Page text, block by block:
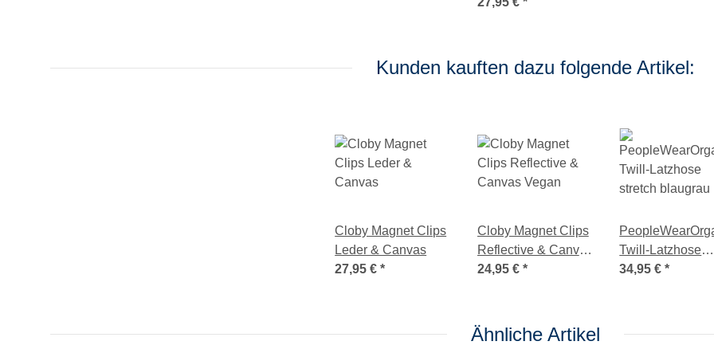
Kunden kauften dazu folgende Artikel:
Cloby Magnet Clips
Leder & Canvas
27,95 €*
Cloby Magnet Clips
Reflective & Canvas
Vegan
24,95 € *
Twill-Latzhose
stretch blaugrau
34,95 €*
Ähnliche Artikel